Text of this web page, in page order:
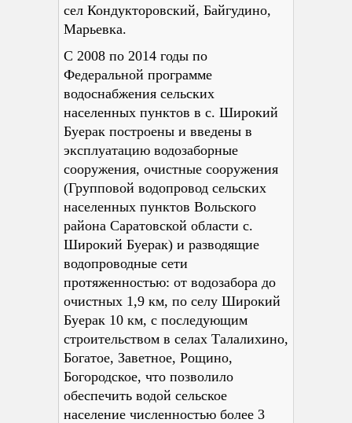
сел Кондукторовский, Байгудино,
Марьевка.
С 2008 по 2014 годы по
Федеральной программе
водоснабжения сельских
населенных пунктов в с. Широкий
Буерак построены и введены в
эксплуатацию водозаборные
сооружения, очистные сооружения
(Групповой водопровод сельских
населенных пунктов Вольского
района Саратовской области с.
Широкий Буерак) и разводящие
водопроводные сети
протяженностью: от водозабора до
очистных 1,9 км, по селу Широкий
Буерак 10 км, с последующим
строительством в селах Талалихино,
Богатое, Заветное, Рощино,
Богородское, что позволило
обеспечить водой сельское
население численностью более 3